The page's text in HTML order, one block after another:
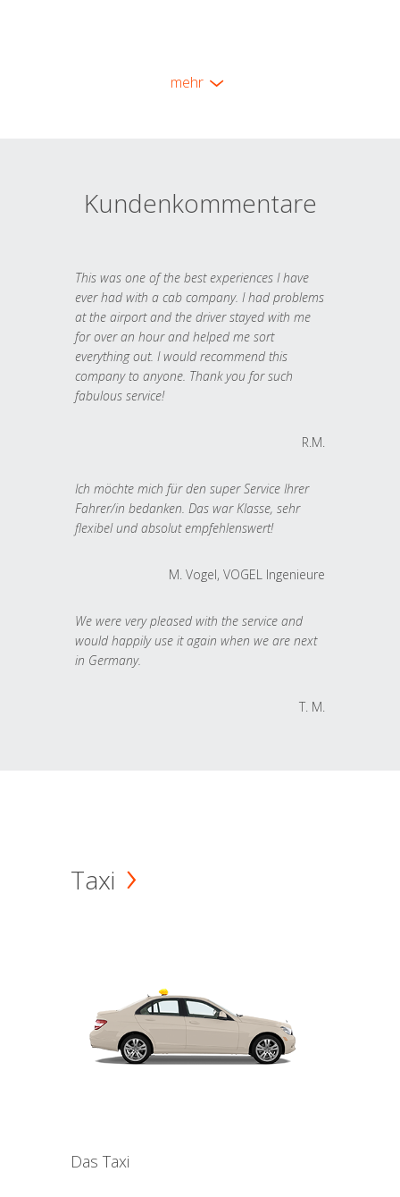
mehr
Kundenkommentare
This was one of the best experiences I have
ever had with a cab company. I had problems
at the airport and the driver stayed with me
for over an hour and helped me sort
everything out. I would recommend this
company to anyone. Thank you for such
fabulous service!
R.M.
Ich möchte mich für den super Service Ihrer
Fahrer/in bedanken. Das war Klasse, sehr
flexibel und absolut empfehlenswert!
M. Vogel, VOGEL Ingenieure
We were very pleased with the service and
would happily use it again when we are next
in Germany.
T. M.
Taxi
Das Taxi